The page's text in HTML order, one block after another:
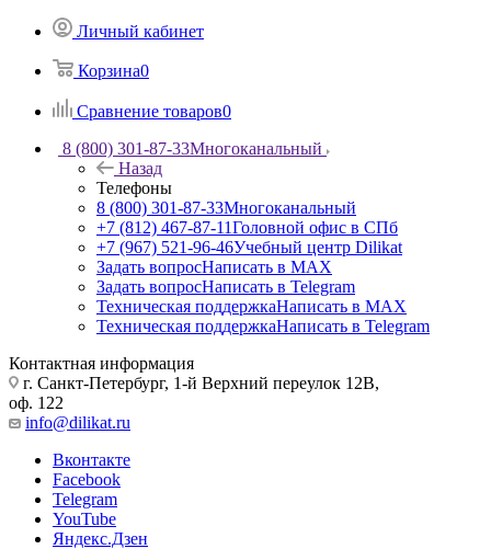
Личный кабинет
Корзина0
Сравнение товаров0
8 (800) 301-87-33Многоканальный
Назад
Телефоны
8 (800) 301-87-33Многоканальный
+7 (812) 467-87-11Головной офис в СПб
+7 (967) 521-96-46Учебный центр Dilikat
Задать вопросНаписать в MAX
Задать вопросНаписать в Telegram
Техническая поддержкаНаписать в MAX
Техническая поддержкаНаписать в Telegram
Контактная информация
г. Санкт-Петербург, 1-й Верхний переулок 12В,
оф. 122
info@dilikat.ru
Вконтакте
Facebook
Telegram
YouTube
Яндекс.Дзен